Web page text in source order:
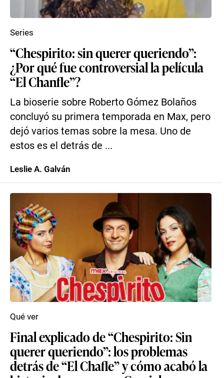
“Chespirito: sin querer queriendo”:
¿Por qué fue controversial la película
“El Chanfle”?
La bioserie sobre Roberto Gómez Bolaños
concluyó su primera temporada en Max, pero
dejó varios temas sobre la mesa. Uno de
estos es el detrás de ...
Series
Leslie A. Galván
Final explicado de “Chespirito: Sin
querer queriendo”: los problemas
detrás de “El Chafle” y cómo acabó la
Qué ver